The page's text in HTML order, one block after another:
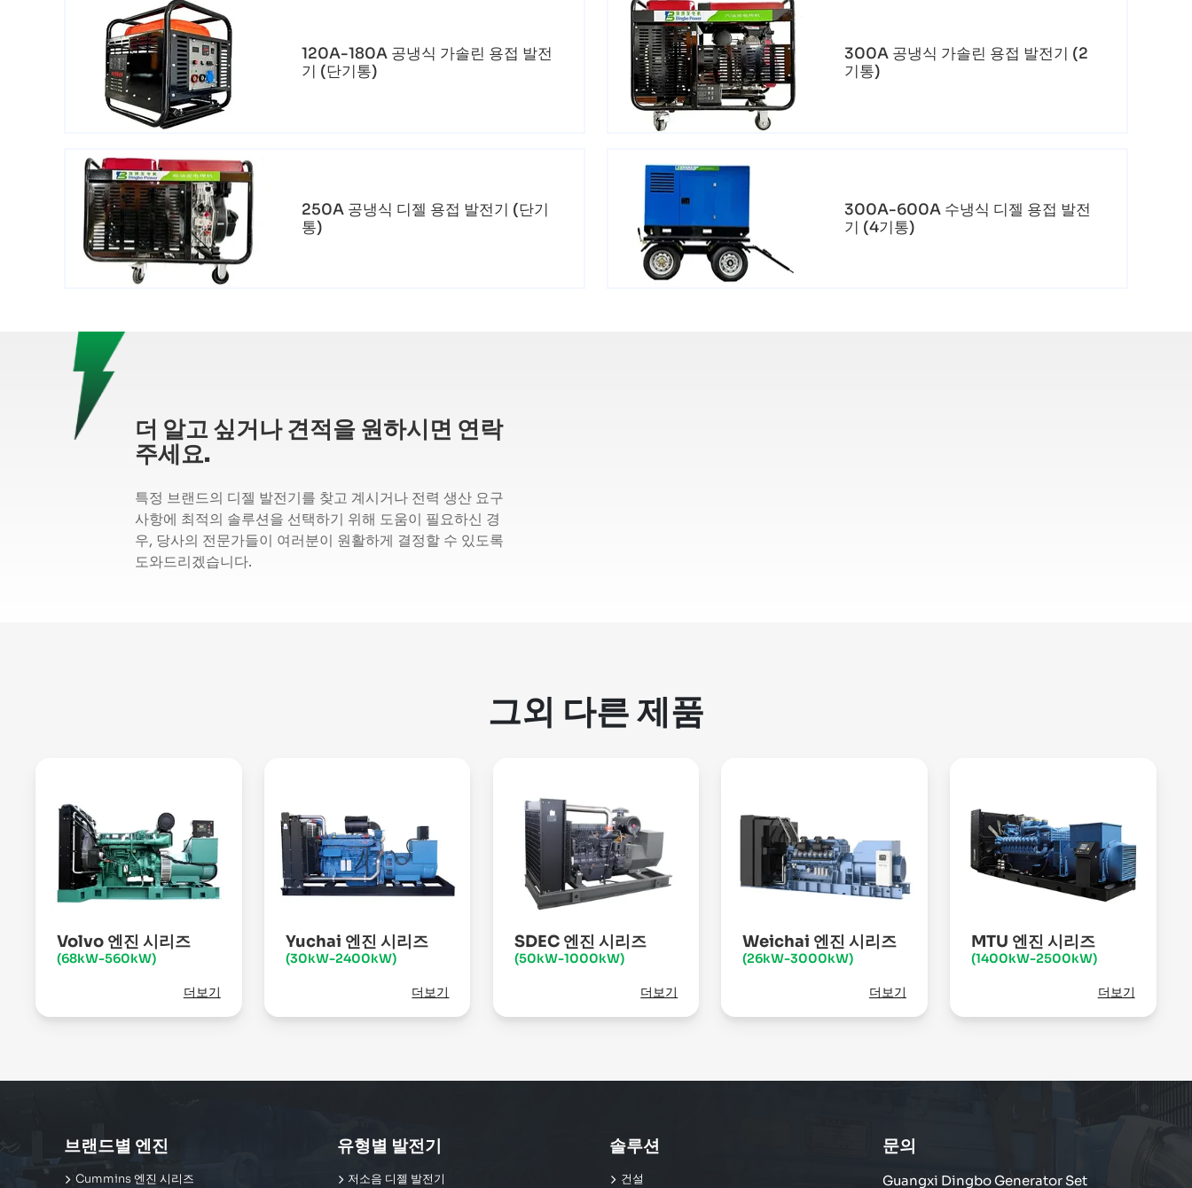
120A-180A 공냉식 가솔린 용접 발전
기 (단기통)
300A 공냉식 가솔린 용접 발전기 (2
기통)
250A 공냉식 디젤 용접 발전기 (단기
통)
300A-600A 수냉식 디젤 용접 발전
기 (4기통)
더 알고 싶거나 견적을 원하시면 연락
주세요.
특정 브랜드의 디젤 발전기를 찾고 계시거나 전력 생산 요구
사항에 최적의 솔루션을 선택하기 위해 도움이 필요하신 경
우, 당사의 전문가들이 여러분이 원활하게 결정할 수 있도록
도와드리겠습니다.
그외 다른 제품
Volvo 엔진 시리즈
(68kW-560kW)
더보기
Yuchai 엔진 시리즈
(30kW-2400kW)
더보기
SDEC 엔진 시리즈
(50kW-1000kW)
더보기
Weichai 엔진 시리즈
(26kW-3000kW)
더보기
MTU 엔진 시리즈
(1400kW-2500kW)
더보기
브랜드별 엔진
Cummins 엔진 시리즈
유형별 발전기
저소음 디젤 발전기
솔루션
건설
문의
Guangxi Dingbo Generator Set